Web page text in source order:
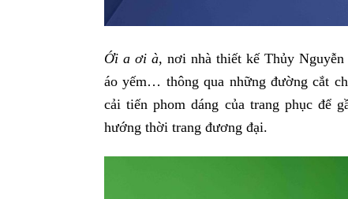
Ới a ơi à, nơi nhà thiết kế Thủy
áo yếm… thông qua những đường cắt
cải tiến phom dáng của trang phục để
hướng thời trang đương đại.